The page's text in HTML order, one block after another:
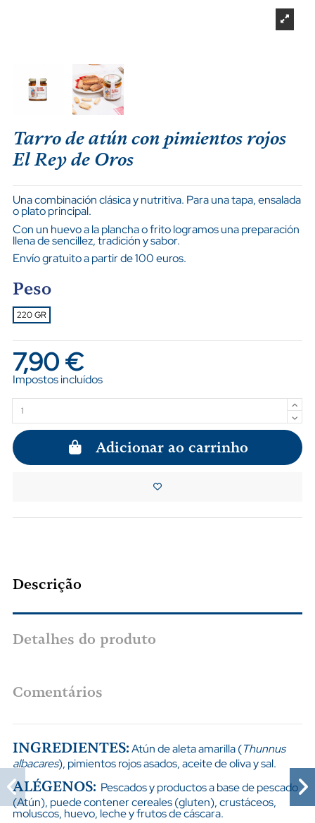
Tarro de atún con pimientos rojos
El Rey de Oros
Una combinación clásica y nutritiva. Para una tapa, ensalada
o plato principal.
Con un huevo a la plancha o frito logramos una preparación
llena de sencillez, tradición y sabor.
Envío gratuito a partir de 100 euros.
Peso
220 GR
7,90 €
Impostos incluídos
Adicionar ao carrinho
Descrição
Detalhes do produto
Comentários
INGREDIENTES:Atún de aleta amarilla (Thunnus
albacares), pimientos rojos asados, aceite de oliva y sal.
ALÉGENOS: Pescados y productos a base de pescado
(Atún), puede contener cereales (gluten), crustáceos,
moluscos, huevo, leche y frutos de cáscara.